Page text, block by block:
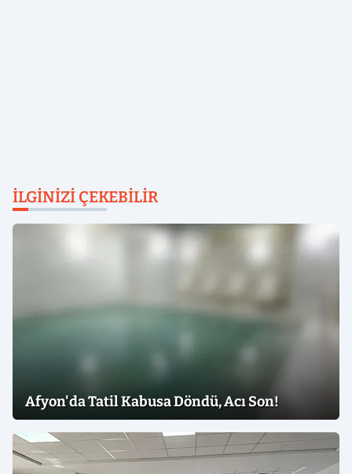
İLGINIZI ÇEKEBILIR
Afyon'da Tatil Kabusa Döndü, Acı Son!